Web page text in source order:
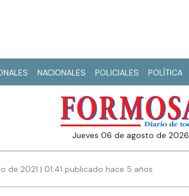
NACIONALES POLICIALES POLÍTICA
jueves 06 de agosto de 2026
de 2021 | 01:41 publicado hace 5 años